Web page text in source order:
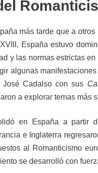
más tarde que a
España estuvo
y las normas estrictas
algunas
José Cadalso con sus
a explorar temas más
en España a partir
e Inglaterra
al Romanticismo
se desarrolló con